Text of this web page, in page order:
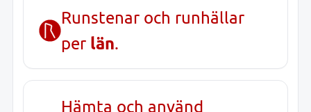
Runstenar och runhällar
per län.
Hämta och använd